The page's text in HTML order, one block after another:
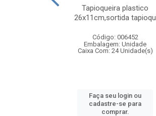
Tapioqueira plastico
26x11cm,sortida tapioqu
Código: 006452
Embalagem: Unidade
Caixa Com: 24 Unidade(s)
Faça seu login ou
cadastre-se para
comprar.